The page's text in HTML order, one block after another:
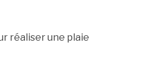
réaliser une plaie